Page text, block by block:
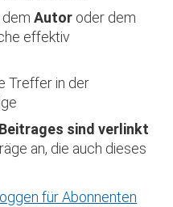
demAutor oder dem
effektiv
Treffer in der
Beitrages sind verlinkt
an, die auch dieses
für Abonnenten